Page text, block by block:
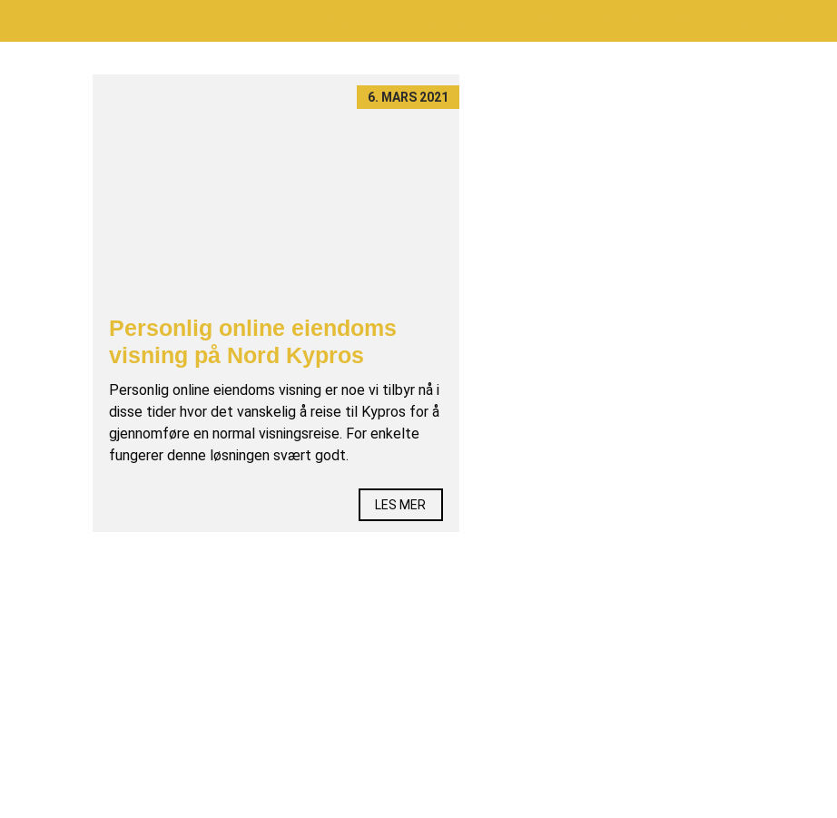
6. MARS 2021
Personlig online eiendoms
visning på Nord Kypros
Personlig online eiendoms visning er noe vi tilbyr nå i
disse tider hvor det vanskelig å reise til Kypros for å
gjennomføre en normal visningsreise. For enkelte
fungerer denne løsningen svært godt.
LES MER